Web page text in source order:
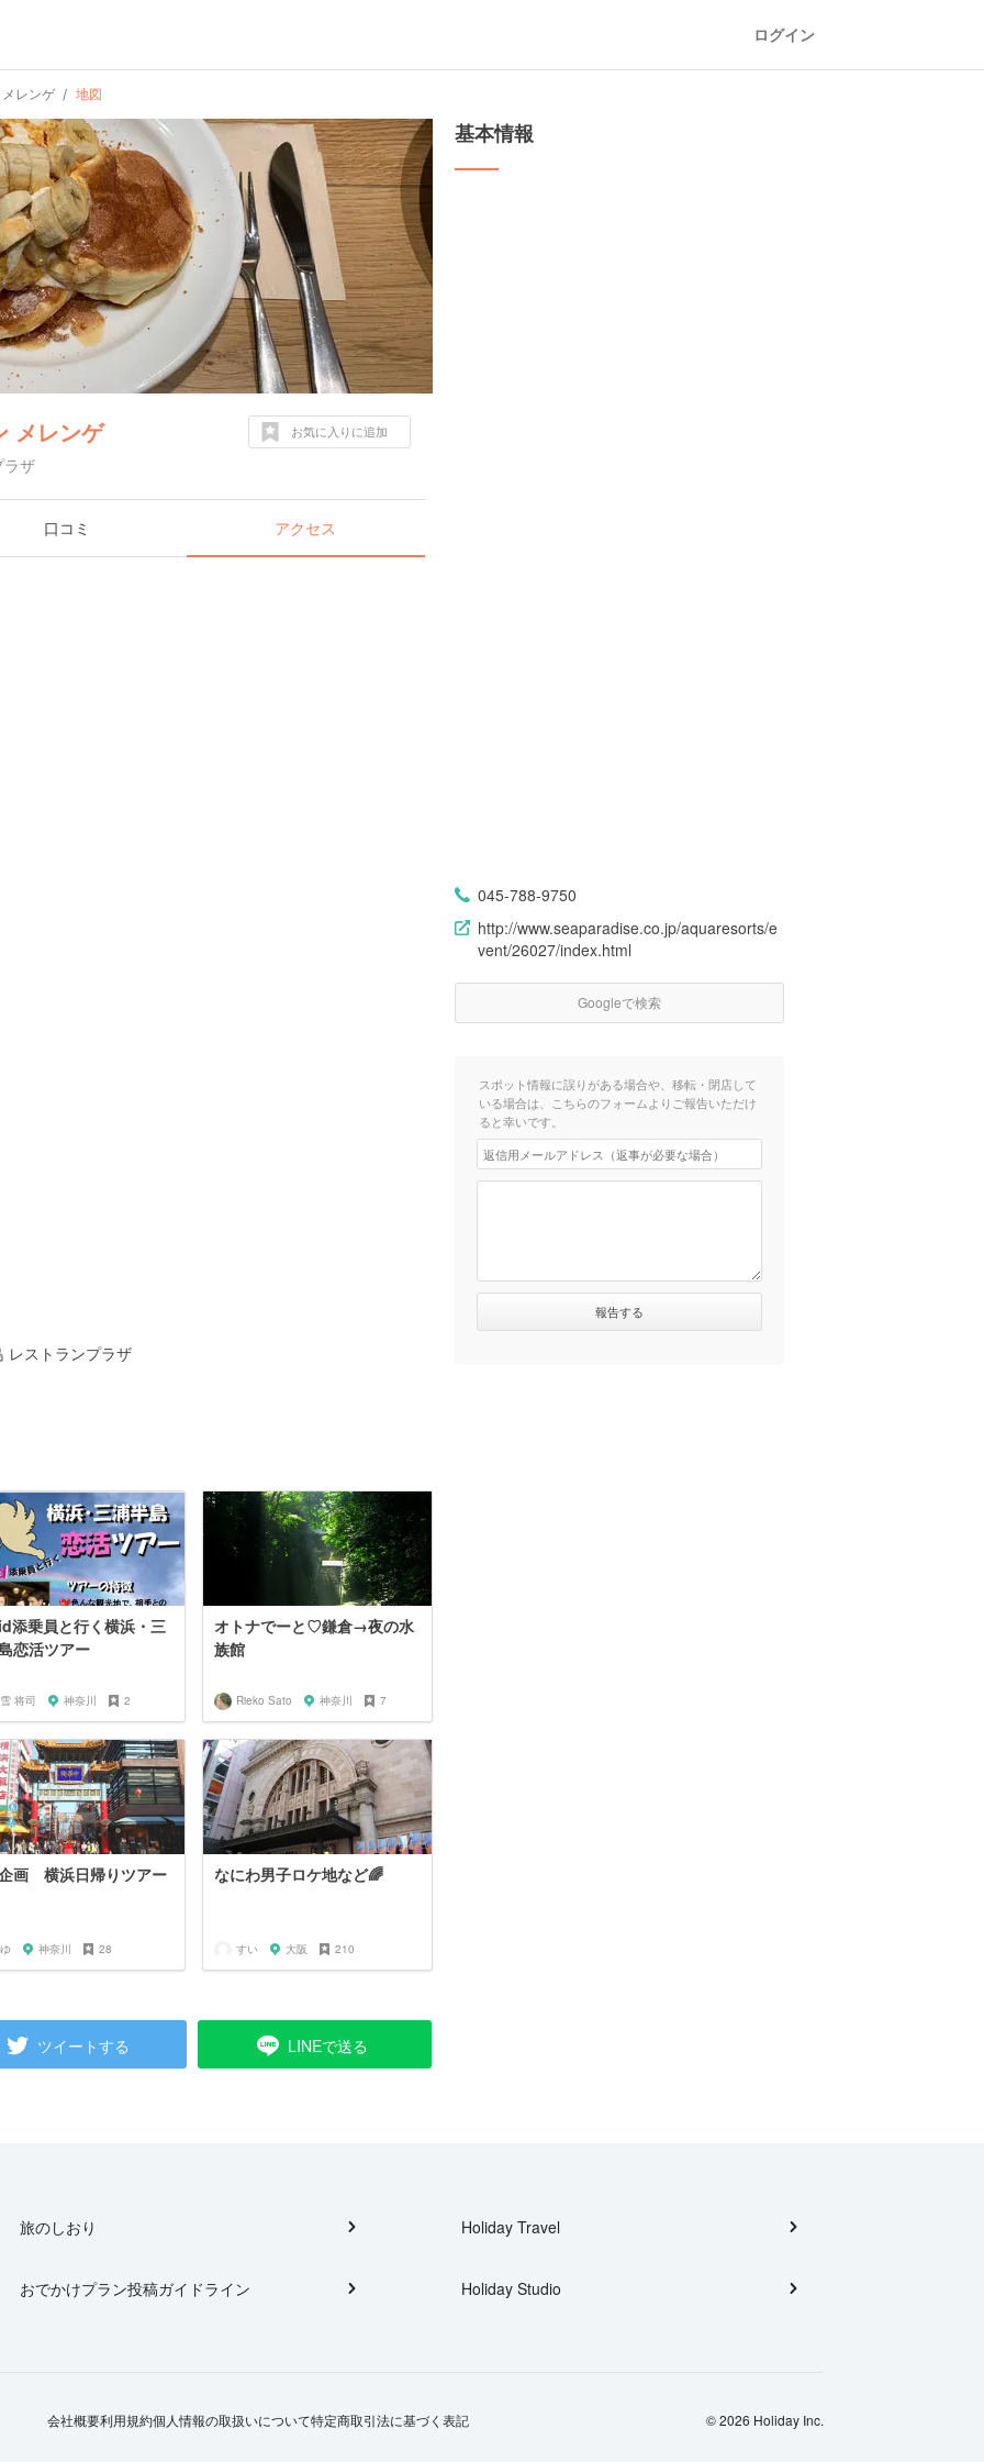
ログイン
レンゲ 地図
メレンゲ
ラザ
お気に入りに追加
口コミ アクセス
レストランプラザ
添乗員と行く横浜・三
恋活ツアー
将司 神奈川 2
オトナでーと♡鎌倉→夜の水
族館
Rieko Sato 神奈川 7
画 横浜日帰りツアー
神奈川 28
なにわ男子ロケ地など🌈
すい 大阪 210
ツイートする LINEで送る
基本情報
045-788-9750
http://www.seaparadise.co.jp/aquaresorts/e
vent/26027/index.html
Googleで検索
スポット情報に誤りがある場合や、移転・閉店して
いる場合は、こちらのフォームよりご報告いただけ
ると幸いです。
旅のしおり
おでかけプラン投稿ガイドライン
Holiday Travel
Holiday Studio
会社概要利用規約個人情報の取扱いについて特定商取引法に基づく表記 © 2026 Holiday Inc.